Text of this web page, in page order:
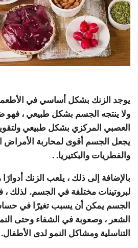
يوجد الزنك بشكل أساسي في
ولا ينتجه الجسم بشكل طبيعي ، فهو
العصبي المركزي بشكل طبيعي
يجعل الجسم أقوى لمحاربة الأمراض
والفطريات والبكتيريا. .
بالإضافة إلى ذلك ، يلعب الزنك
لبروتينات مختلفة في الجسم. لذلك
الجسم يمكن أن يسبب تغيرًا في
الشعر ، وصعوبة في الشفاء وحتى
التناسلية ومشاكل النمو لدى الأطفال.